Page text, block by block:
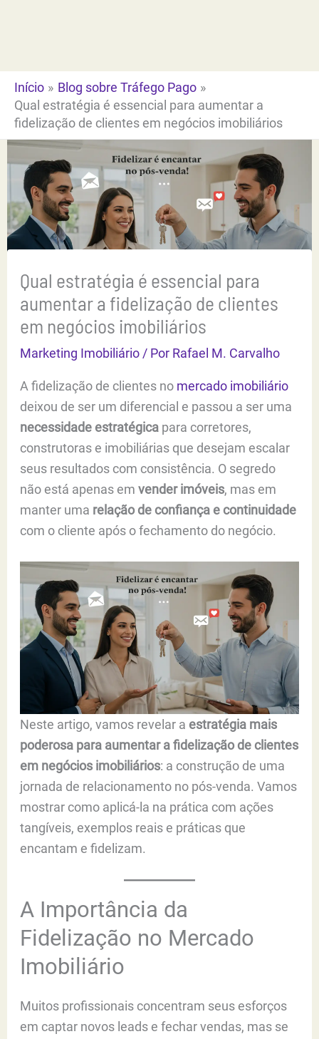
conteúdo
Início
Blog sobre Tráfego Pago
Qual estratégia é essencial para aumentar a
fidelização de clientes em negócios imobiliários
Qual estratégia é essencial para
aumentar a fidelização de clientes
em negócios imobiliários
Marketing Imobiliário / Por Rafael M. Carvalho
A fidelização de clientes no mercado imobiliário
deixou de ser um diferencial e passou a ser uma
necessidade estratégica para corretores,
construtoras e imobiliárias que desejam escalar
seus resultados com consistência. O segredo
não está apenas emvender imóveis, mas em
manter uma relação de confiança e continuidade
com o cliente após o fechamento do negócio.
Neste artigo, vamos revelar a estratégia mais
poderosa para aumentar a fidelização de clientes
em negócios imobiliários: a construção de uma
jornada de relacionamento no pós-venda. Vamos
mostrar como aplicá-la na prática com ações
tangíveis, exemplos reais e práticas que
encantam e fidelizam.
A Importância da
Fidelização no Mercado
Imobiliário
Muitos profissionais concentram seus esforços
em captar novos leads e fechar vendas, mas se